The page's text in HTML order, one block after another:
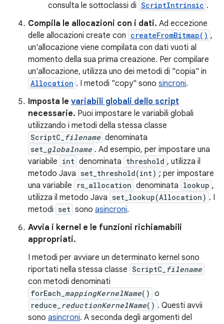
consulta le sottoclassi di ScriptIntrinsic .
Compila le allocazioni con i dati. Ad eccezione
delle allocazioni create con createFromBitmap() ,
un'allocazione viene compilata con dati vuoti al
momento della sua prima creazione. Per compilare
un'allocazione, utilizza uno dei metodi di "copia" in
Allocation . I metodi "copy" sono sincroni.
Imposta le variabili globali dello script
necessarie. Puoi impostare le variabili globali
utilizzando i metodi della stessa classe
ScriptC_ filename denominata
set_ globalname . Ad esempio, per impostare una
variabile int denominata threshold , utilizza il
metodo Java set_threshold(int) ; per impostare
una variabile
rs_allocation denominata lookup ,
utilizza il metodo Java set_lookup(Allocation) . I
metodi set sono asincroni.
Avvia i kernel e le funzioni richiamabili
appropriati.
I metodi per avviare un determinato kernel sono
riportati nella stessa classe ScriptC_ filename
con metodi denominati
forEach_ mappingKernelName() o
reduce_ reductionKernelName() . Questi avvii
sono asincroni. A seconda degli argomenti del